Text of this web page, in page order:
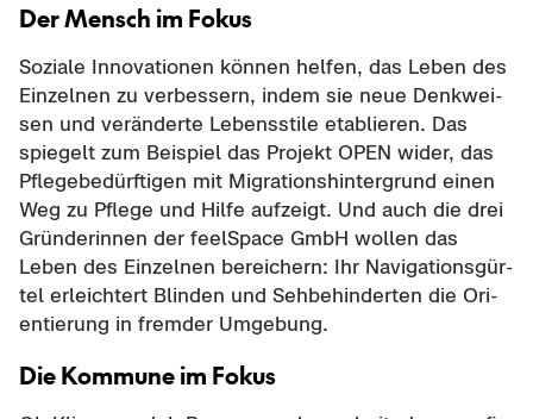
Der Mensch im Fokus
So­zia­le In­no­va­tio­nen kön­nen hel­fen, das Leben des
Ein­zel­nen zu ver­bes­sern, indem sie neue Denk­wei­
sen und ver­än­der­te Le­bens­sti­le eta­blie­ren. Das
spie­gelt zum Bei­spiel das Pro­jekt OPEN wider, das
Pfle­ge­be­dürf­ti­gen mit Mi­gra­ti­ons­hin­ter­grund einen
Weg zu Pfle­ge und Hilfe auf­zeigt. Und auch die drei
Grün­de­rin­nen der feel­Space GmbH wol­len das
Leben des Ein­zel­nen be­rei­chern: Ihr Na­vi­ga­ti­ons­gür­
tel er­leich­tert Blin­den und Seh­be­hin­der­ten die Ori­
en­tie­rung in frem­der Um­ge­bung.
Die Kom­mu­ne im Fokus